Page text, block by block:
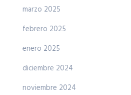
marzo 2025
febrero 2025
enero 2025
diciembre 2024
noviembre 2024